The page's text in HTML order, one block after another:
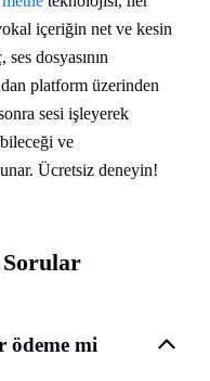
içeriğin net ve kesin
dosyasının
platform üzerinden
sesi işleyerek
ve
Ücretsiz deneyin!
Sorular
ödeme mi